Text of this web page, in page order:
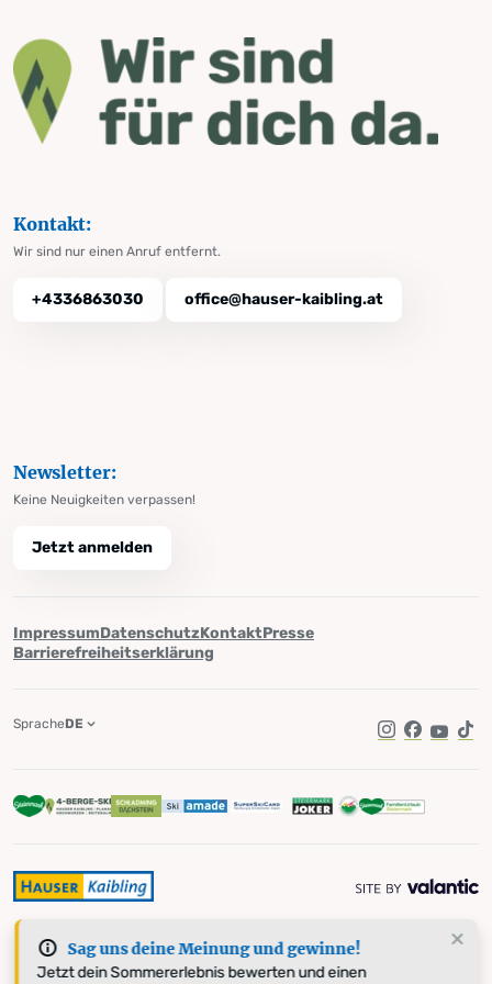
Sag uns deine Meinung und gewinne!
Jetzt dein Sommererlebnis bewerten und einen
Kontakt:
Wir sind nur einen Anruf entfernt.
+4336863030 office@hauser-kaibling.at
Newsletter:
Keine Neuigkeiten verpassen!
Jetzt anmelden
ImpressumDatenschutzKontaktPresse
Barrierefreiheitserklärung
Instagram
Facebook
SpracheDE